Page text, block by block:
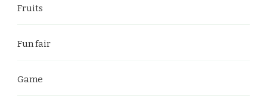
Fruits
Fun fair
Game